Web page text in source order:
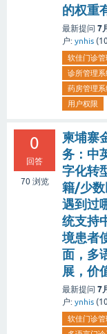
的权重
最新提问 7
户: ynhis (
软佳门诊管
诊所管理系
药房管理系
用户权限
0
回答
70浏览
柬埔寨
务：中
字化转
籍/少数
遇到过
统支持
境患者
面，多
展，价
最新提问 7
户: ynhis (
软佳门诊管